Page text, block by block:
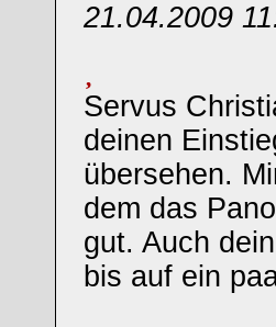
21.04.2009
Servus
deinen
übersehen.
dem das
gut. Auch
bis auf ein